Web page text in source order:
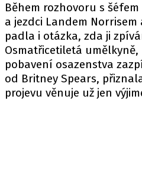
Během rozhovoru s
a jezdci Landem Norrisem
padla i otázka, zda ji
Osmatřicetiletá umělkyně,
pobavení osazenstva
od Britney Spears,
projevu věnuje už jen